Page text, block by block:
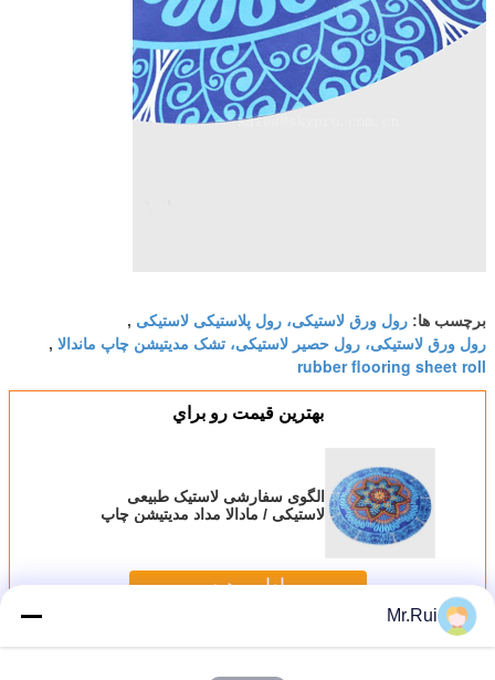
برچسب ها: رول ورق لاستیکی، رول پلاستیکی لاستیکی ,
رول ورق لاستیکی، رول حصیر لاستیکی، تشک مدیتیشن چاپ ماندالا ,
rubber flooring sheet roll
بهترين قيمت رو براي
الگوی سفارشی لاستیک طبیعی
لاستیکی / مادالا مداد مدیتیشن چاپ
ادامه هید
بیشورق لاستیکی رول
Mr.Rui